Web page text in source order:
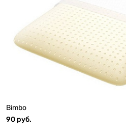
Bimbo
90 руб.